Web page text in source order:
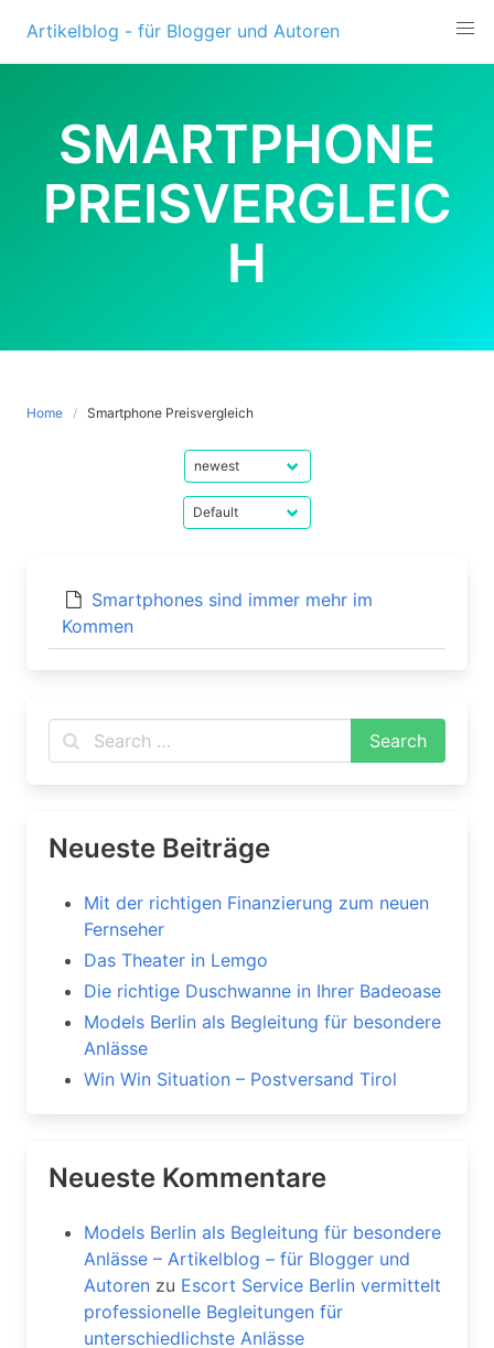
content
Artikelblog - für Blogger und Autoren
SMARTPHONE
PREISVERGLEIC
H
Home Smartphone Preisvergleich
Smartphones sind immer mehr im
Kommen
Neueste Beiträge
Mit der richtigen Finanzierung zum neuen
Fernseher
Das Theater in Lemgo
Die richtige Duschwanne in Ihrer Badeoase
Models Berlin als Begleitung für besondere
Anlässe
Win Win Situation – Postversand Tirol
Neueste Kommentare
Models Berlin als Begleitung für besondere
Anlässe – Artikelblog – für Blogger und
Autoren zu Escort Service Berlin vermittelt
professionelle Begleitungen für
unterschiedlichste Anlässe